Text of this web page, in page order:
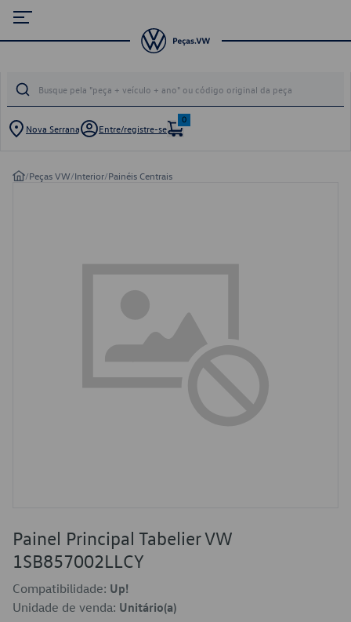
Nova Serrana Entre/registre-se
0
/Peças VW/Interior/Painéis Centrais
Painel Principal Tabelier VW
1SB857002LLCY
Compatibilidade: Up!
Unidade de venda: Unitário(a)